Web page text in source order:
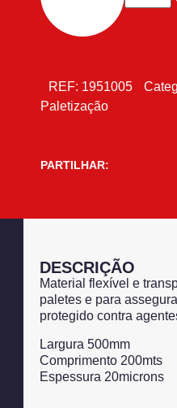
REF: 1951005
Paletização
PARTILHAR:
DESCRIÇÃO
Material flexível e
paletes e para
protegido contra
Largura 500mm
Comprimento 200mts
Espessura 20microns